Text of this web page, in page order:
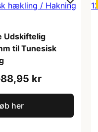
Udskiftelig
til Tunesisk
88,95 kr
her